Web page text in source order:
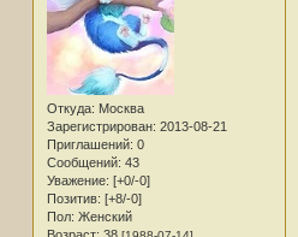
Откуда: Москва
Зарегистрирован: 2013-08-21
Приглашений: 0
Сообщений: 43
Уважение: [+0/-0]
Позитив: [+8/-0]
Пол: Женский